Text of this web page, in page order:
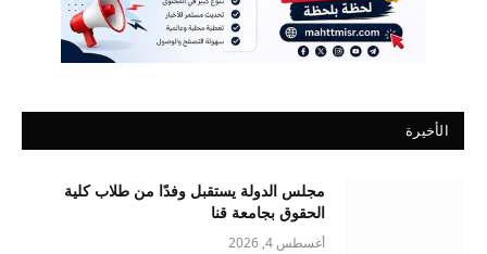
الأخيرة
مجلس الدولة يستقبل وفدًا من طلاب كلية
الحقوق بجامعة قنا
أغسطس 4, 2026